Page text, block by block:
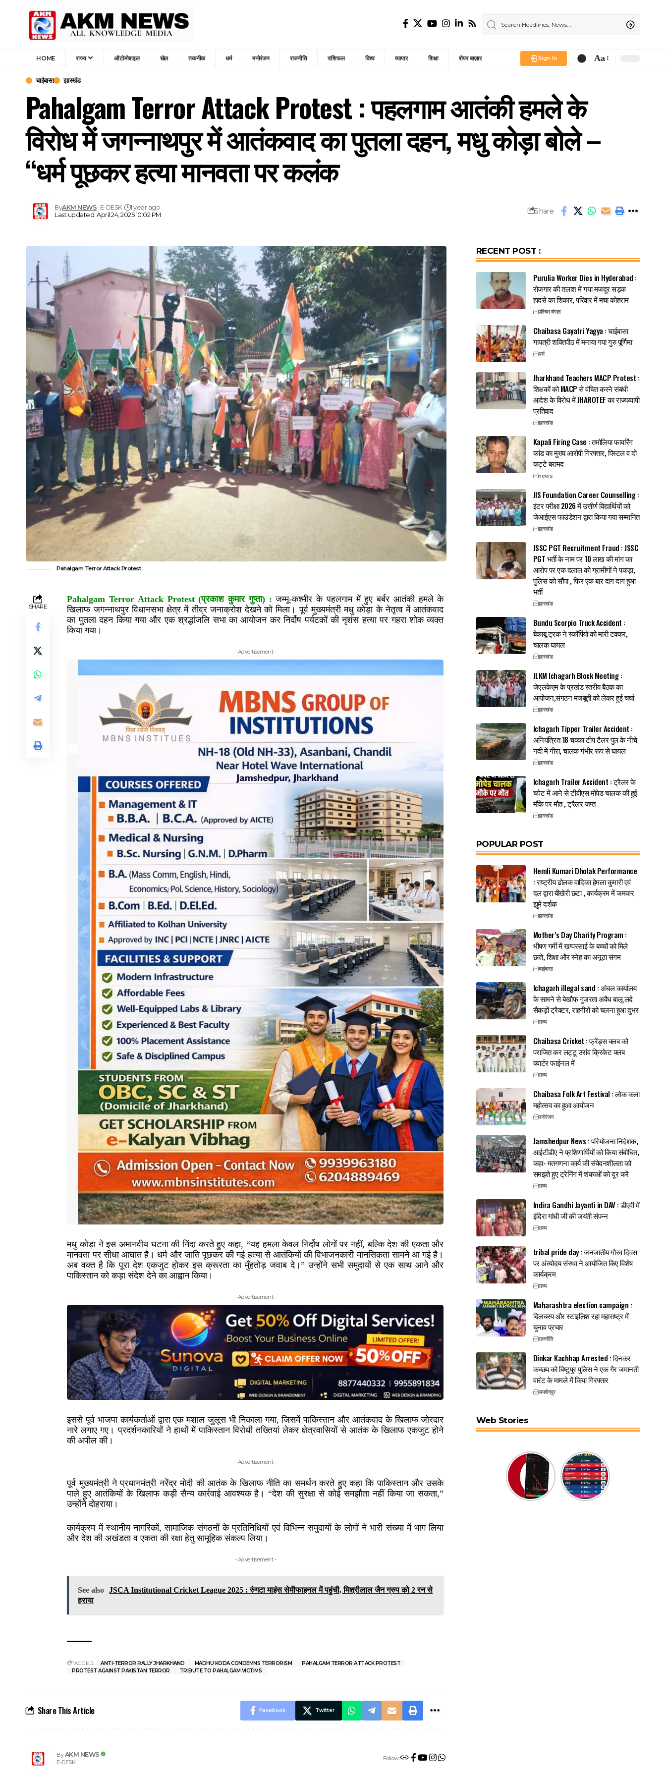
HOME राज्य ऑटोमोबाइल खेल तकनीक धर्म मनोरंजन राजनीति राशिफल विश्व व्यापार शिक्षा शेयर बाज़ार Sign In
Font
Aa
चाईबासा झारखंड
Pahalgam Terror Attack Protest : पहलगाम आतंकी हमले के
विरोध में जगन्नाथपुर में आतंकवाद का पुतला दहन, मधु कोड़ा बोले –
“धर्म पूछकर हत्या मानवता पर कलंक
Last updated: April 24, 2025 10:02 PM
ByAKM NEWS- E-DESK 1 year ago Share
Pahalgam Terror Attack Protest
SHARE
Pahalgam Terror Attack Protest (प्रकाश कुमार गुप्ता) : जम्मू-कश्मीर के पहलगाम में हुए बर्बर आतंकी हमले के
खिलाफ जगन्नाथपुर विधानसभा क्षेत्र में तीव्र जनाक्रोश देखने को मिला। पूर्व मुख्यमंत्री मधु कोड़ा के नेतृत्व में आतंकवाद
का पुतला दहन किया गया और एक श्रद्धांजलि सभा का आयोजन कर निर्दोष पर्यटकों की नृशंस हत्या पर गहरा शोक व्यक्त
किया गया।
- Advertisement -
मधु कोड़ा ने इस अमानवीय घटना की निंदा करते हुए कहा, “यह हमला केवल निर्दोष लोगों पर नहीं, बल्कि देश की एकता और
मानवता पर सीधा आघात है। धर्म और जाति पूछकर की गई हत्या से आतंकियों की विभाजनकारी मानसिकता सामने आ गई है।
अब वक्त है कि पूरा देश एकजुट होकर इस क्रूरता का मुँहतोड़ जवाब दे।” उन्होंने सभी समुदायों से एक साथ आने और
पाकिस्तान को कड़ा संदेश देने का आह्वान किया।
- Advertisement -
इससे पूर्व भाजपा कार्यकर्ताओं द्वारा एक मशाल जुलूस भी निकाला गया, जिसमें पाकिस्तान और आतंकवाद के खिलाफ जोरदार
नारे लगाए गए। प्रदर्शनकारियों ने हाथों में पाकिस्तान विरोधी तख्तियां लेकर क्षेत्रवासियों से आतंक के खिलाफ एकजुट होने
की अपील की।
- Advertisement -
पूर्व मुख्यमंत्री ने प्रधानमंत्री नरेंद्र मोदी की आतंक के खिलाफ नीति का समर्थन करते हुए कहा कि पाकिस्तान और उसके
पाले हुए आतंकियों के खिलाफ कड़ी सैन्य कार्रवाई आवश्यक है। “देश की सुरक्षा से कोई समझौता नहीं किया जा सकता,”
उन्होंने दोहराया।
कार्यक्रम में स्थानीय नागरिकों, सामाजिक संगठनों के प्रतिनिधियों एवं विभिन्न समुदायों के लोगों ने भारी संख्या में भाग लिया
और देश की अखंडता व एकता की रक्षा हेतु सामूहिक संकल्प लिया।
- Advertisement -
See also
JSCA Institutional Cricket League 2025 : रुंगटा माइंस सेमीफाइनल में पहुंची, मिश्रीलाल जैन ग्रुप को 2 रन से
हराया
TAGGED: ANTI-TERROR RALLY JHARKHAND MADHU KODA CONDEMNS TERRORISM
PAHALGAM TERROR ATTACK PROTEST
PROTEST AGAINST PAKISTAN TERROR
TRIBUTE TO PAHALGAM VICTIMS
Share This Article Facebook Twitter
By AKM NEWS
E-DESK
Follow:
RECENT POST :
Purulia Worker Dies in Hyderabad :
रोजगार की तलाश में गया मजदूर सड़क
हादसे का शिकार, परिवार में मचा कोहराम
पश्चिम बंगाल
Chaibasa Gayatri Yagya : चाईबासा
गायत्री शक्तिपीठ में मनाया गया गुरु पूर्णिमा
धर्म
Jharkhand Teachers MACP Protest :
शिक्षकों को MACP से वंचित करने संबंधी
आदेश के विरोध में JHAROTEF का राज्यव्यापी
प्रतिवाद
झारखंड
Kapali Firing Case : तमोलिया फायरिंग
कांड का मुख्य आरोपी गिरफ्तार, पिस्टल व दो
कट्टे बरामद
news
JIS Foundation Career Counselling :
इंटर परीक्षा 2026 में उत्तीर्ण विद्यार्थियों को
जेआईएस फाउंडेशन द्वारा किया गया सम्मानित
झारखंड
JSSC PGT Recruitment Fraud : JSSC
PGT भर्ती के नाम पर 10 लाख की मांग का
आरोप पर एक दलाल को ग्रामीणों ने पकड़ा,
पुलिस को सौंपा , फिर एक बार दाग दाग हुआ
भर्ती
झारखंड
Bundu Scorpio Truck Accident :
बेकाबू ट्रक ने स्कॉर्पियो को मारी टक्कर,
चालक घायल
झारखंड
JLKM Ichagarh Block Meeting :
जेएलकेएम के प्रखंड स्तरीय बैठक का
आयोजन,संगठन मजबूती को लेकर हुई चर्चा
झारखंड
Ichagarh Tipper Trailer Accident :
अनियंत्रित 18 चक्का टीप टैलर पुल के नीचे
नदी में गीरा, चालक गंभीर रूप से घायल
झारखंड
Ichagarh Trailer Accident : ट्रैलर के
चपेट में आने से टीवीएस मोपेड चालक की हुई
मौके पर मौत , ट्रैलर जप्त
झारखंड
POPULAR POST
Hemli Kumari Dholak Performance
: राष्ट्रीय ढोलक वादिका हेमला कुमारी एवं
दल द्वारा बीखेरी छटा , कार्यक्रम में जमकर
झुमे दर्शक
झारखंड
Mother’s Day Charity Program :
भीषण गर्मी में खप्परसाई के बच्चों को मिले
छाते, शिक्षा और स्नेह का अनूठा संगम
चाईबासा
Ichagarh illegal sand : अंचल कार्यालय
के सामने से बेखौफ गुजरता अवैध बालू लदे
सैकड़ों ट्रैक्टर, राहगीरों को चलना हुआ दुभर
राज्य
Chaibasa Cricket : फ्रेंड्स क्लब को
पराजित कर लट्टू उरांव क्रिकेट क्लब
क्वार्टर फाईनल में
राज्य
Chaibasa Folk Art Festival : लोक कला
महोत्सव का हुआ आयोजन
मनोरंजन
Jamshedpur News : परियोजना निदेशक,
आईटीडीए ने प्रशिणार्थियों को किया संबोधित,
कहा- मतगणना कार्य की संवेदनशीलता को
समझते हुए ट्रेनिंग में शंकाओं को दूर करें
राज्य
Indira Gandhi Jayanti in DAV : डीएवी में
इंदिरा गांधी जी की जयंती संपन्न
राज्य
tribal pride day : जनजातीय गौरव दिवस
पर अंत्योदय संस्था ने आयोजित किए विशेष
कार्यक्रम
राज्य
Maharashtra election campaign :
दिलचस्प और स्टाइलिश रहा महाराष्ट्र में
चुनाव प्रचार
राजनीति
Dinkar Kachhap Arrested : दिनकर
कच्छप को बिष्टुपुर पुलिस ने एक गैर जमानती
वारंट के मामले में किया गिरफ्तार
जमशेदपुर
Web Stories